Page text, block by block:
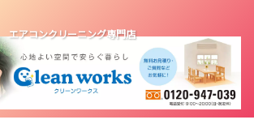
エアコンクリーニング専門店